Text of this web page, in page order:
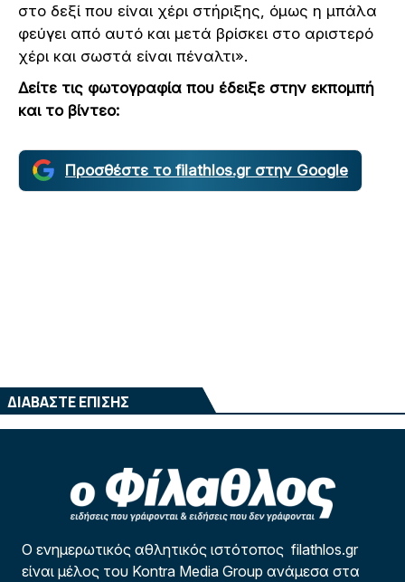
στο δεξί που είναι χέρι στήριξης, όμως η μπάλα
φεύγει από αυτό και μετά βρίσκει στο αριστερό
χέρι και σωστά είναι πέναλτι».
Δείτε τις φωτογραφία που έδειξε στην εκπομπή
και το βίντεο:
Προσθέστε το filathlos.gr στην Google
ΔΙΑΒΑΣΤΕ ΕΠΙΣΗΣ
Ο ενημερωτικός αθλητικός ιστότοπος filathlos.gr
είναι μέλος του Kontra Media Group ανάμεσα στα